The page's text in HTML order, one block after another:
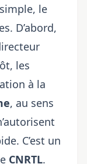
simple, le
D’abord,
les
à la
, au sens
C’est un
CNRTL.